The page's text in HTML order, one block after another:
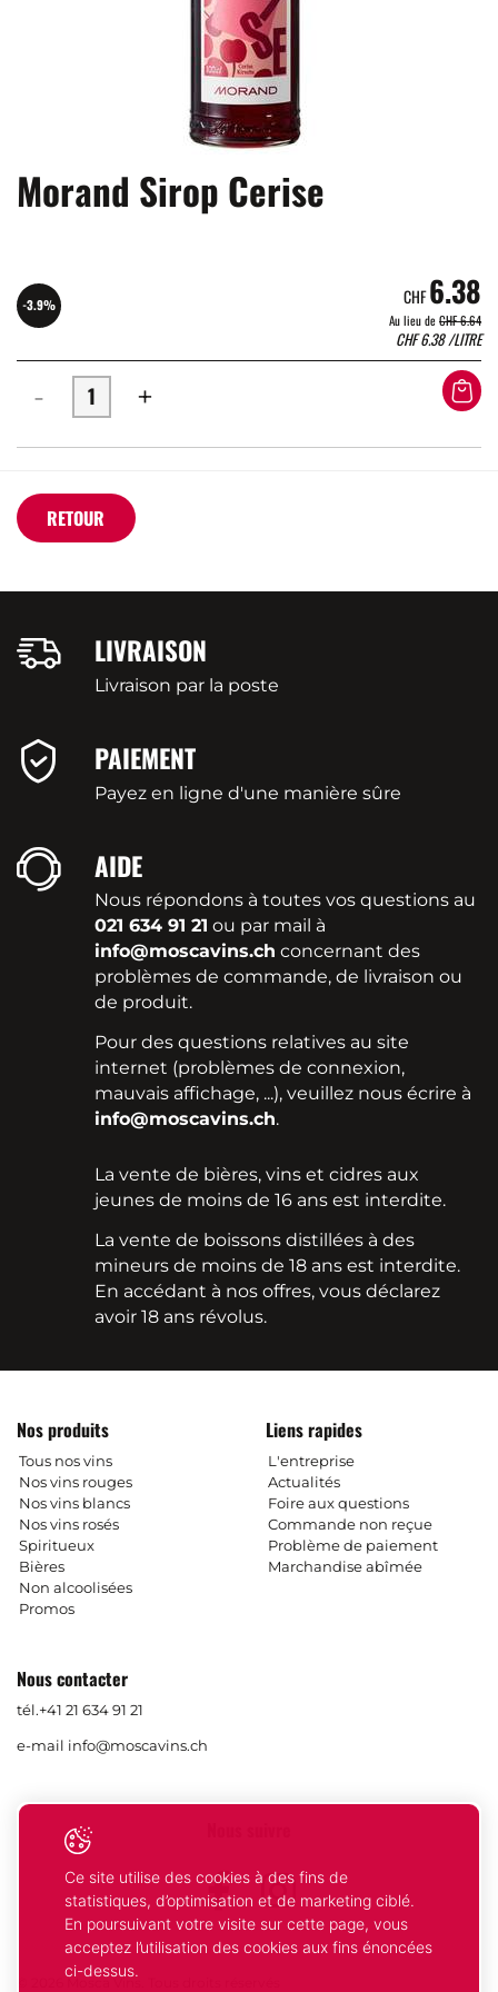
Morand Sirop Cerise
-3.9% CHF6.38
Au lieu deCHF 6.64
CHF6.38/LITRE
- +
RETOUR
LIVRAISON
Livraison par la poste
PAIEMENT
Payez en ligne d'une manière sûre
AIDE
Nous répondons à toutes vos questions au
021 634 91 21 ou par mail à
info@moscavins.ch concernant des
problèmes de commande, de livraison ou
de produit.
Pour des questions relatives au site
internet (problèmes de connexion,
mauvais affichage, ...), veuillez nous écrire à
info@moscavins.ch.
La vente de bières, vins et cidres aux
jeunes de moins de 16 ans est interdite.
La vente de boissons distillées à des
mineurs de moins de 18 ans est interdite.
En accédant à nos offres, vous déclarez
avoir 18 ans révolus.
Nos produits
Tous nos vins
Nos vins rouges
Nos vins blancs
Nos vins rosés
Spiritueux
Bières
Non alcoolisées
Promos
Liens rapides
L'entreprise
Actualités
Foire aux questions
Commande non reçue
Problème de paiement
Marchandise abîmée
Nous contacter
tél.+41 21 634 91 21
e-mail info@moscavins.ch
Facebook
Instagram
© 2026 Mosca Vins. Tous droits réservés
Ce site utilise des cookies à des fins de
statistiques, d’optimisation et de marketing ciblé.
En poursuivant votre visite sur cette page, vous
acceptez l’utilisation des cookies aux fins énoncées
ci-dessus.